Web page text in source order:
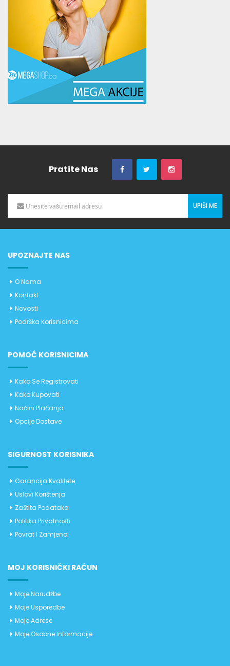
Pratite Nas
UPIŠI ME
UPOZNAJTE NAS
O Nama
Kontakt
Novosti
Podrška Korisnicima
POMOĆ KORISNICIMA
Kako Se Registrovati
Kako Kupovati
Načini Plaćanja
Opcije Dostave
SIGURNOST KORISNIKA
Garancija Kvalitete
Uslovi Korištenja
Zaštita Podataka
Politika Privatnosti
Povrat I Zamjena
MOJ KORISNIČKI RAČUN
Moje Narudžbe
Moje Usporedbe
Moje Adrese
Moje Osobne Informacije